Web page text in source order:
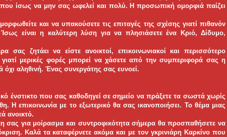
ίσως να μην σας ωφελεί και πολύ. Η προσωπική ομορφιά παίζει
και να υπακούσετε τις επιταγές της σχέσης γιατί πιθανόν
είναι η καλύτερη λύση για να πλησιάσετε ένα Κριό, Δίδυμο,
σας ζητάει να είστε ανοικτοί, επικοινωνιακοί και περισσότερο
μερικές φορές μπορεί να χάσετε από την συμπεριφορά σας η
όχι αληθινή. Ένας συνεργάτης σας ευνοεί.
ένστικτο που σας καθοδηγεί σε σημείο να πράξετε τα σωστά χωρίς
Η επικοινωνία με το εξωτερικό θα σας ικανοποιήσει. Το θέμα μιας
ανοικτό.
σας για μοίρασμα και συντροφικότητα σήμερα θα προσπαθήσετε να
Καλά τα καταφέρνετε ακόμα και με τον γκρινιάρη Καρκίνο που